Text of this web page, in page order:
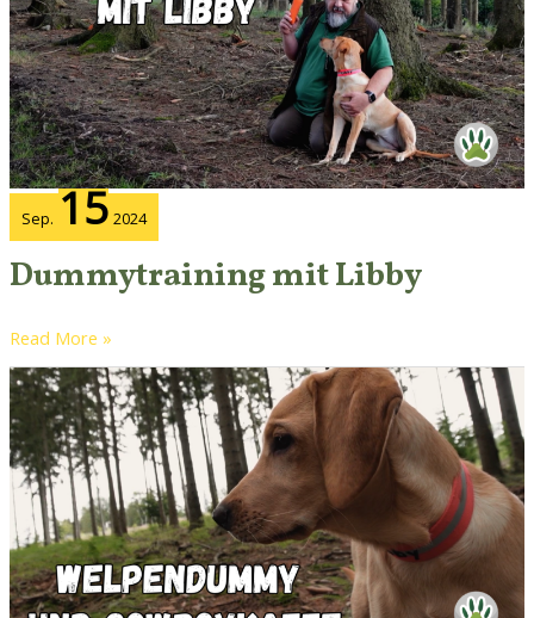
Sep. 15 2024
Dummytraining mit Libby
Read More »
Welpendummy
und
Cowboykaffee